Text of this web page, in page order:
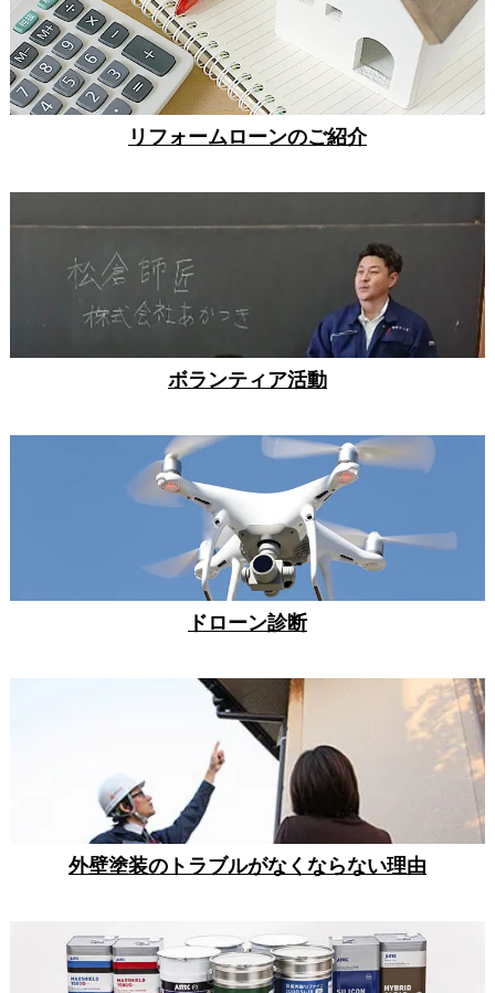
リフォームローンのご紹介
ボランティア活動
ドローン診断
外壁塗装のトラブルがなくならない理由